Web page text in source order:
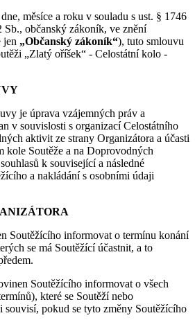
měsíce a roku v souladu s ust. § 1746
Sb., občanský zákoník, ve znění
jen „Občanský zákoník“), tuto smlouvu
„Zlatý oříšek“ - Celostátní kolo -
je úprava vzájemných práv a
v souvislosti s organizací Celostátního
aktivit ze strany Organizátora a účasti
kole Soutěže a na Doprovodných
k související a následné
a nakládání s osobními údaji
Soutěžícího informovat o termínu konání
se má Soutěžící účastnit, a to
Soutěžícího informovat o všech
které se Soutěží nebo
pokud se tyto změny Soutěžícího